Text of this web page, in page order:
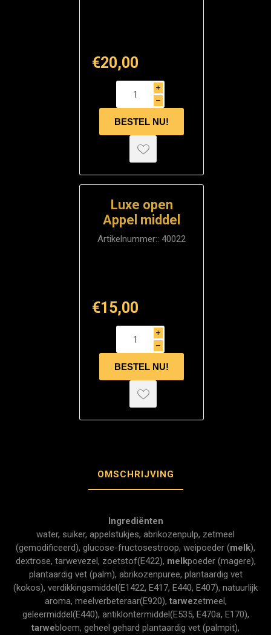
€20,00
i
h
Luxe open
Appel middel
Artikelnummer:: 40022
€15,00
i
h
OMSCHRIJVING
Ingrediënten
water, suiker, appelstukjes, abrikozenpulp, zetmeel
(gemodificeerd), glucose-fructosestroop, weipoeder (melk),
dextrose, tarwevezel, zoetstof(E422), melkpoeder (magere),
plantaardig vet (palm), abrikozenpuree, plantaardig vet
(kokos), verdikkingsmiddel(E1422, E417, E440, E407), natuurlijk
aroma, meelverbeteraar(E920), tarwezetmeel,
geleermiddel(E440), antiklontermiddel(E535, E470a, E170),
tarwebloem, geheel gehard plantaardig vet (palmpit),